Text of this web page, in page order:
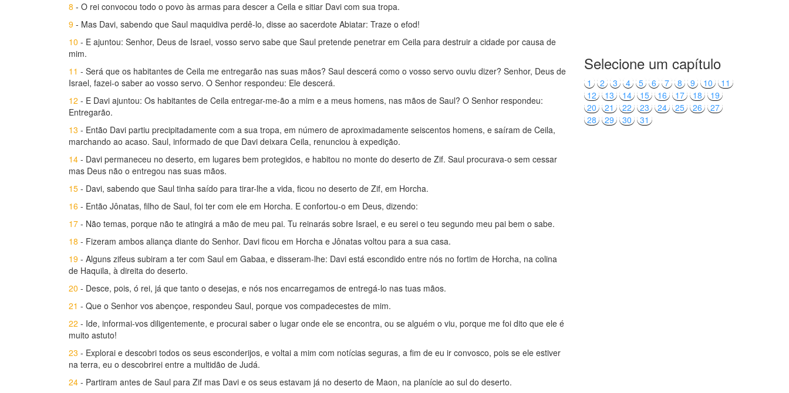
8 - O rei convocou todo o povo às armas para descer a Ceila e sitiar Davi com sua tropa.
9 - Mas Davi, sabendo que Saul maquidiva perdê-lo, disse ao sacerdote Abiatar: Traze o efod!
10 - E ajuntou: Senhor, Deus de Israel, vosso servo sabe que Saul pretende penetrar em Ceila para destruir a cidade por causa de
mim.
11 - Será que os habitantes de Ceila me entregarão nas suas mãos? Saul descerá como o vosso servo ouviu dizer? Senhor, Deus de
Israel, fazei-o saber ao vosso servo. O Senhor respondeu: Ele descerá.
12 - E Davi ajuntou: Os habitantes de Ceila entregar-me-ão a mim e a meus homens, nas mãos de Saul? O Senhor respondeu:
Entregarão.
13 - Então Davi partiu precipitadamente com a sua tropa, em número de aproximadamente seiscentos homens, e saíram de Ceila,
marchando ao acaso. Saul, informado de que Davi deixara Ceila, renunciou à expedição.
14 - Davi permaneceu no deserto, em lugares bem protegidos, e habitou no monte do deserto de Zif. Saul procurava-o sem cessar
mas Deus não o entregou nas suas mãos.
15 - Davi, sabendo que Saul tinha saído para tirar-lhe a vida, ficou no deserto de Zif, em Horcha.
16 - Então Jônatas, filho de Saul, foi ter com ele em Horcha. E confortou-o em Deus, dizendo:
17 - Não temas, porque não te atingirá a mão de meu pai. Tu reinarás sobre Israel, e eu serei o teu segundo meu pai bem o sabe.
18 - Fizeram ambos aliança diante do Senhor. Davi ficou em Horcha e Jônatas voltou para a sua casa.
19 - Alguns zifeus subiram a ter com Saul em Gabaa, e disseram-lhe: Davi está escondido entre nós no fortim de Horcha, na colina
de Haquila, à direita do deserto.
20 - Desce, pois, ó rei, já que tanto o desejas, e nós nos encarregamos de entregá-lo nas tuas mãos.
21 - Que o Senhor vos abençoe, respondeu Saul, porque vos compadecestes de mim.
22 - Ide, informai-vos diligentemente, e procurai saber o lugar onde ele se encontra, ou se alguém o viu, porque me foi dito que ele é
muito astuto!
23 - Explorai e descobri todos os seus esconderijos, e voltai a mim com notícias seguras, a fim de eu ir convosco, pois se ele estiver
na terra, eu o descobrirei entre a multidão de Judá.
24 - Partiram antes de Saul para Zif mas Davi e os seus estavam já no deserto de Maon, na planície ao sul do deserto.
Selecione um capítulo
1 2 3 4 5 6 7 8 9 10
11
12
13 14 15 16 17 18
19
20
21 22 23 24 25 26
27
28
29 30 31